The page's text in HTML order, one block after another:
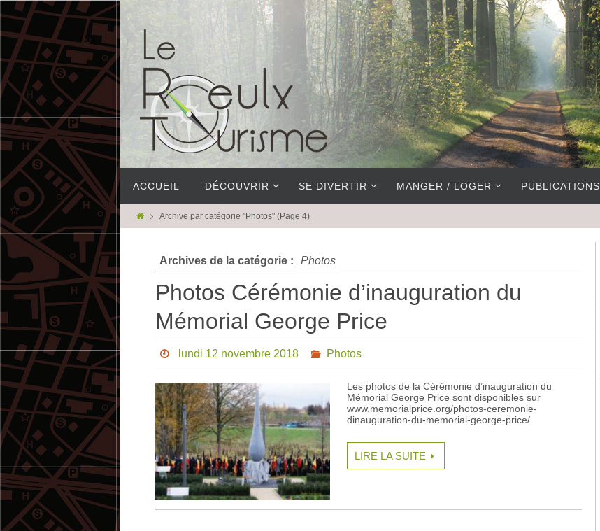
ACCUEIL DÉCOUVRIR SE DIVERTIR MANGER / LOGER PUBLICATIONS
Archive par catégorie "Photos"(Page 4)
Archives de la catégorie : Photos
Photos Cérémonie d’inauguration du
Mémorial George Price
lundi 12 novembre 2018 Photos
Les photos de la Cérémonie d’inauguration du
Mémorial George Price sont disponibles sur
www.memorialprice.org/photos-ceremonie-
dinauguration-du-memorial-george-price/
LIRE LA SUITE